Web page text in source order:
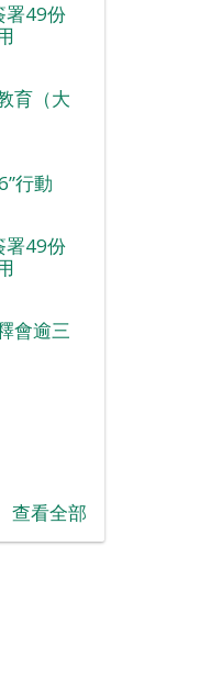
署49份
育（大
行動
署49份
會逾三
查看全部